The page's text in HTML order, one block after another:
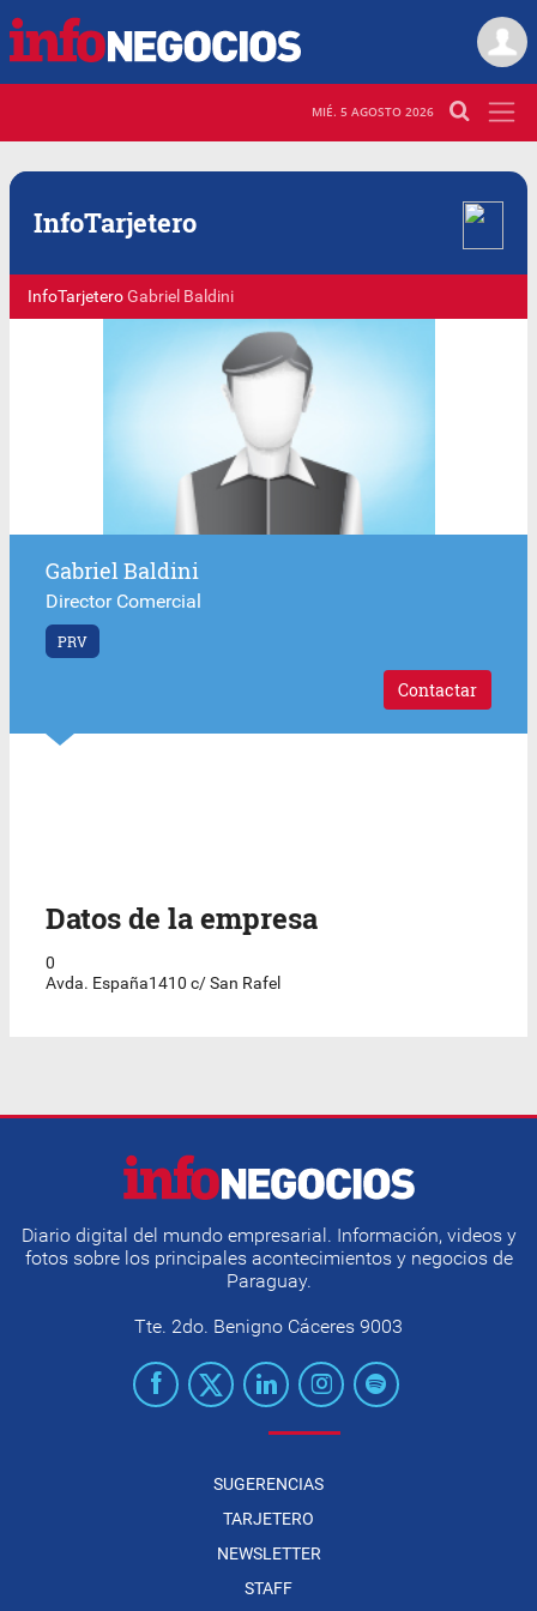
MIÉ. 5 AGOSTO 2026
InfoTarjetero
InfoTarjeteroGabriel Baldini
Gabriel Baldini
Director Comercial
PRV
Contactar
Datos de la empresa
0
Avda. España1410 c/ San Rafel
Diario digital del mundo empresarial. Información, videos y
fotos sobre los principales acontecimientos y negocios de
Paraguay.
Tte. 2do. Benigno Cáceres 9003
SUGERENCIAS
TARJETERO
NEWSLETTER
STAFF